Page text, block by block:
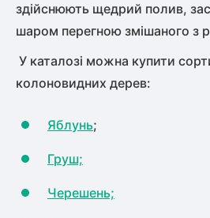
здійснюють щедрий полив,
шаром перегною змішаного з
У каталозі можна купити
колоновидних дерев:
Яблунь;
Груш;
Черешень;